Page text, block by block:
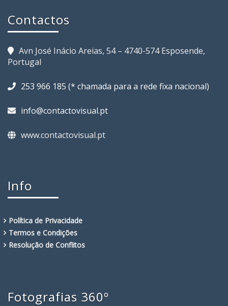
Contactos
Avn José Inácio Areias, 54 – 4740-574 Esposende,
Portugal
253 966 185 (* chamada para a rede fixa nacional)
info@contactovisual.pt
www.contactovisual.pt
Info
Política de Privacidade
Termos e Condições
Resolução de Conflitos
Fotografias 360º